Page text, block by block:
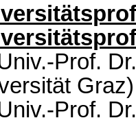
Prof.
Graz)
Prof.